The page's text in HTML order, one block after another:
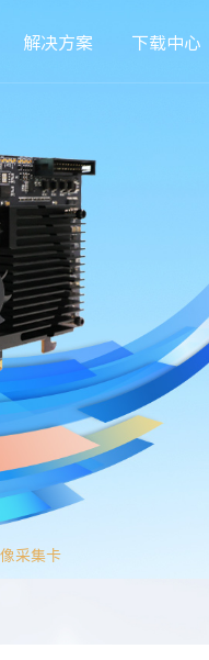
解决方案 下载中心
采集卡